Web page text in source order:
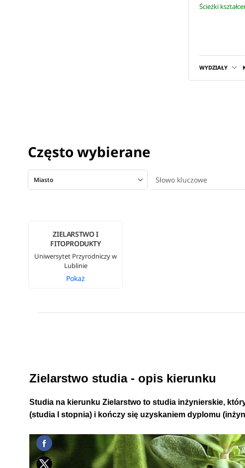
Ścieżki
WYDZIAŁY
Często wybierane
Miasto
ZIELARSTWO I
FITOPRODUKTY
Uniwersytet Przyrodniczy w
Lublinie
Pokaż
Zielarstwo studia - opis kierunku
Studia na kierunku Zielarstwo to studia inżynierskie,
(studia I stopnia) i kończy się uzyskaniem dyplomu